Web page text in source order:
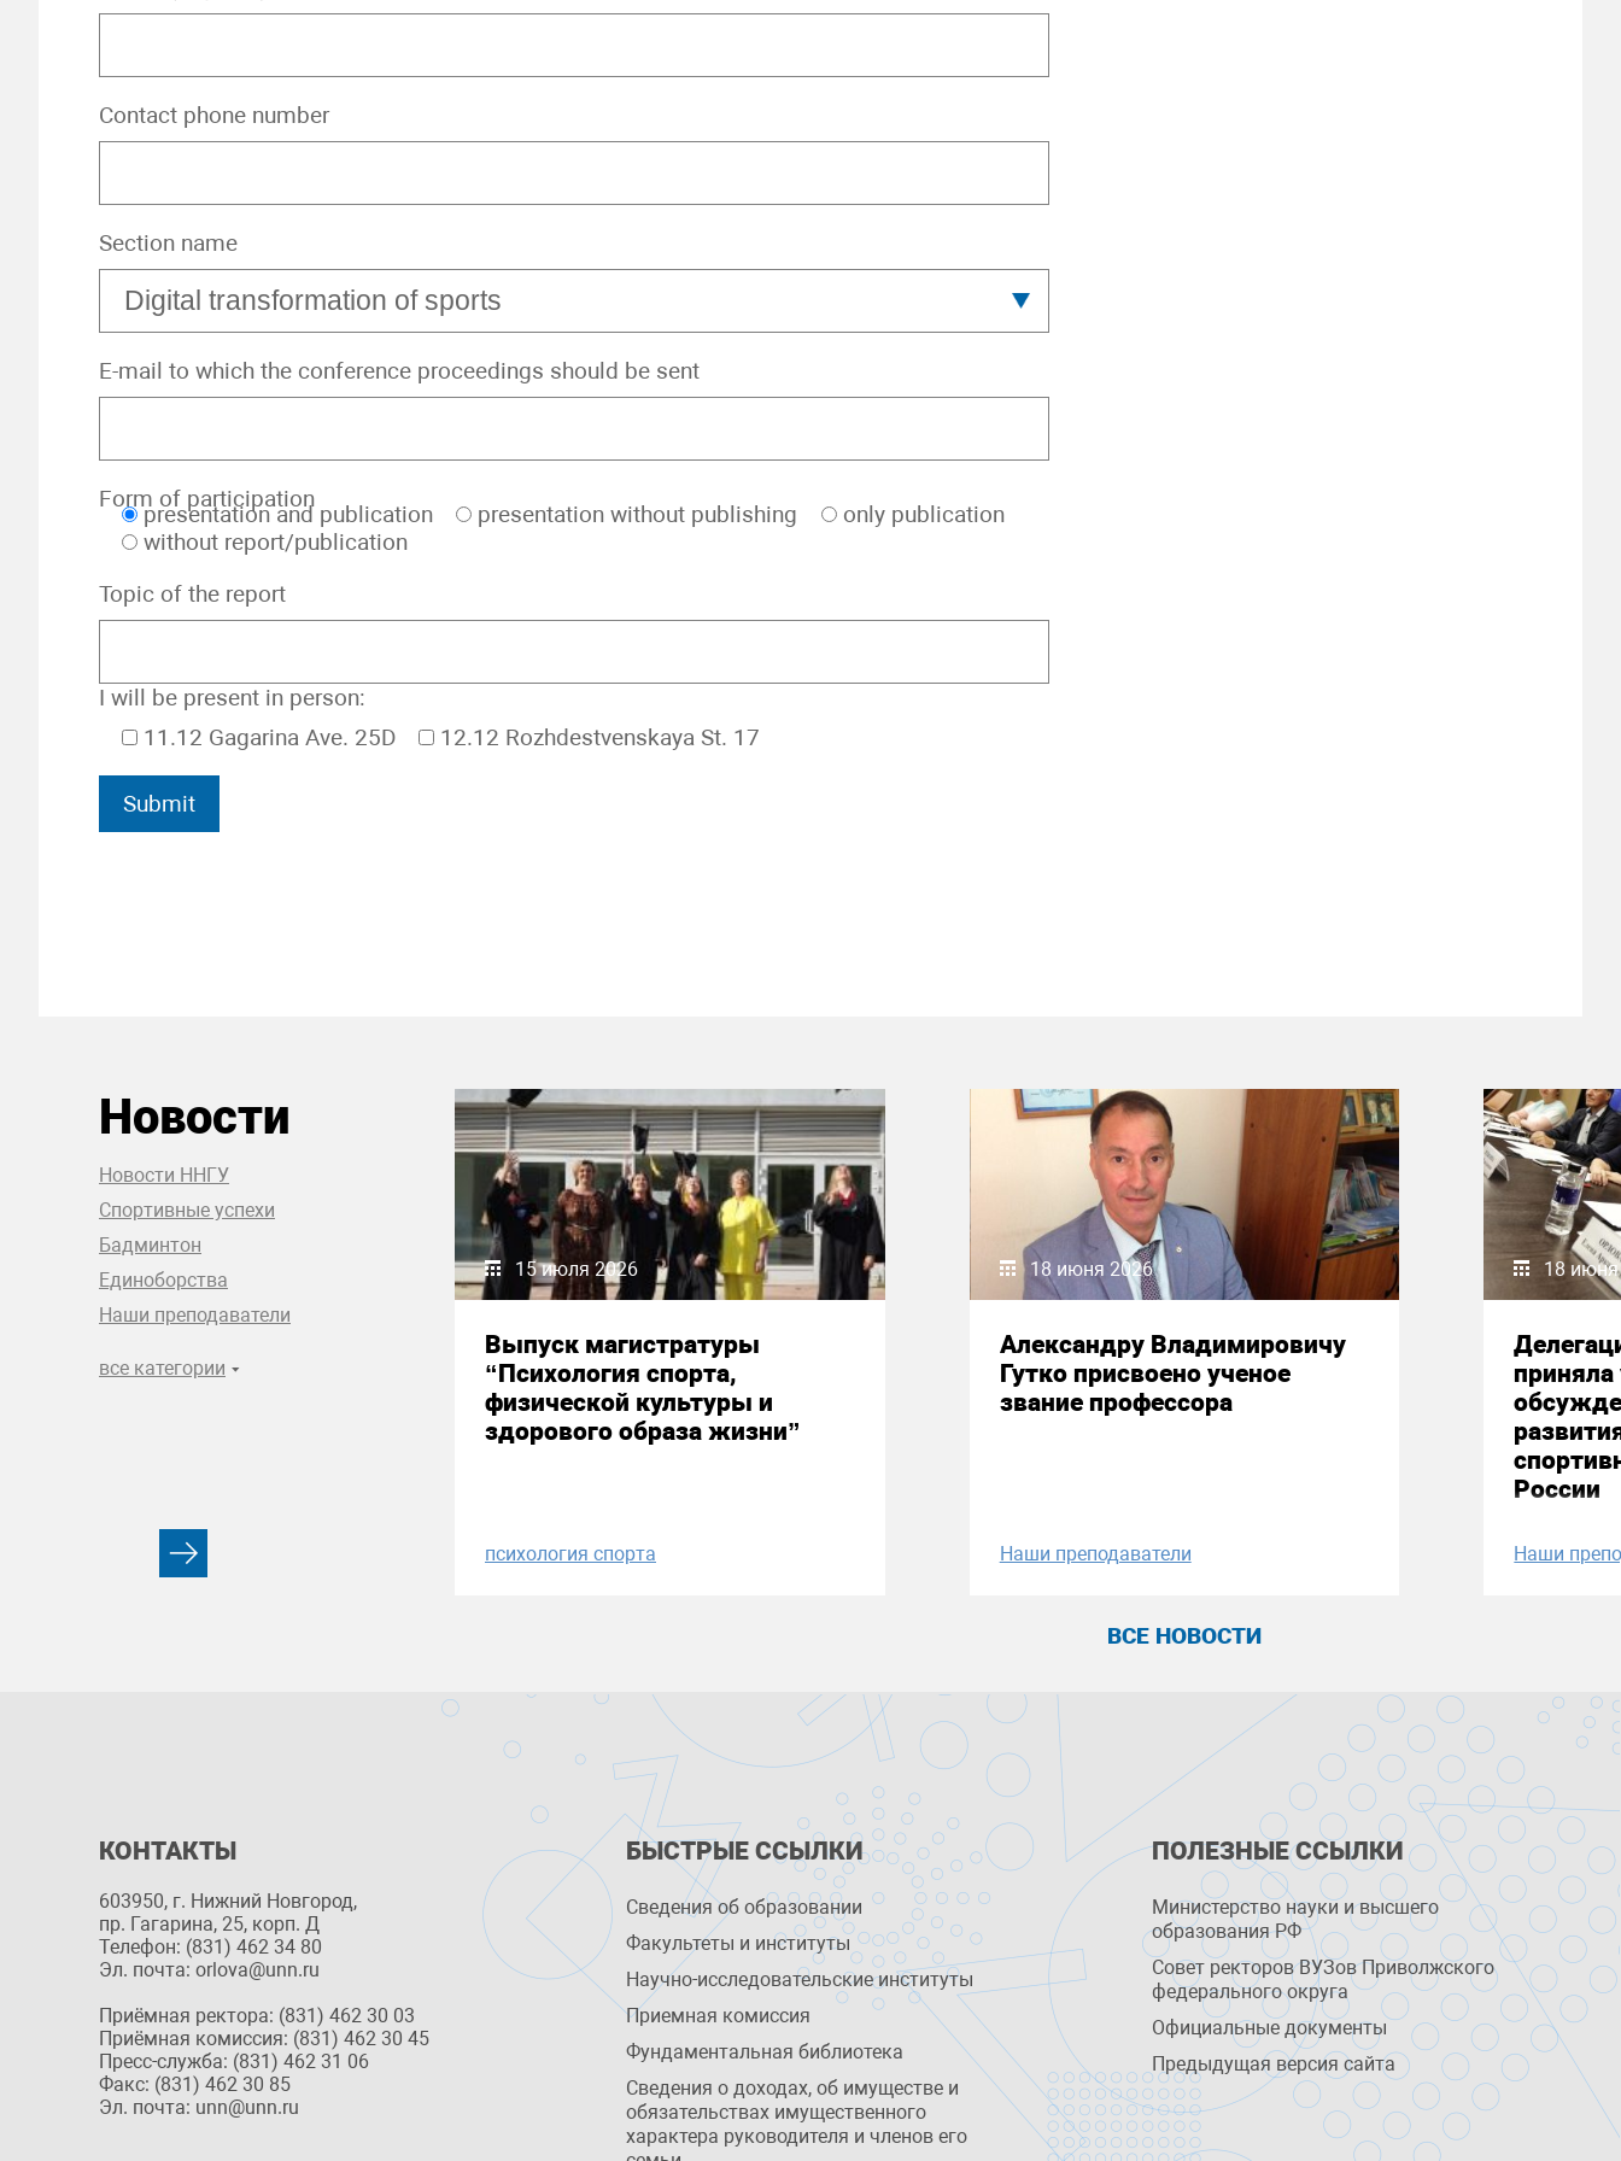
Contact phone number
Section name
E-mail to which the conference proceedings should be sent
Form of participation
presentation and publication presentation without publishing
only publication
without report/publication
Topic of the report
I will be present in person:
11.12 Gagarina Ave. 25D
12.12 Rozhdestvenskaya St. 17
Новости
Новости ННГУ
Спортивные успехи
Бадминтон
Единоборства
Наши преподаватели
все категории
15 июля 2026
Выпуск магистратуры
“Психология спорта,
физической культуры и
здорового образа жизни”
психология спорта
18 июня 2026
Александру Владимировичу
Гутко присвоено ученое
звание профессора
Наши преподаватели
18
приняла
России
Наши
ВСЕ НОВОСТИ
КОНТАКТЫ
603950, г. Нижний Новгород,
пр. Гагарина, 25, корп. Д
Телефон: (831) 462 34 80
Эл. почта: orlova@unn.ru
Приёмная ректора: (831) 462 30 03
Приёмная комиссия: (831) 462 30 45
Пресс-служба: (831) 462 31 06
Факс: (831) 462 30 85
Эл. почта: unn@unn.ru
БЫСТРЫЕ ССЫЛКИ
Сведения об образовании
Факультеты и институты
Научно-исследовательские институты
Приемная комиссия
Фундаментальная библиотека
Сведения о доходах, об имуществе и
обязательствах имущественного
характера руководителя и членов его
ПОЛЕЗНЫЕ ССЫЛКИ
Министерство науки и высшего
образования РФ
Совет ректоров ВУЗов Приволжского
федерального округа
Официальные документы
Предыдущая версия сайта